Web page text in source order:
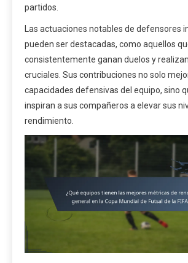
partidos.
Las actuaciones notables de defensores
pueden ser destacadas, como aquellos
consistentemente ganan duelos y
cruciales. Sus contribuciones no solo
capacidades defensivas del equipo, sino
inspiran a sus compañeros a elevar sus
rendimiento.